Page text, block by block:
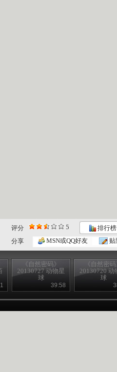
评分 5 排行榜
分享
MSN或QQ好友
《自然密码》
20130727 动物星
球
39:58
《自然密码
20130720 动
球